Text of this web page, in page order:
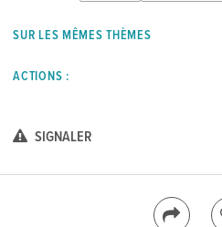
SUR LES MÊMES THÈMES
ACTIONS :
SIGNALER